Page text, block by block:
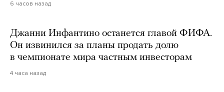
6 часов назад
Джанни Инфантино останется главой ФИФА.
Он извинился за планы продать долю
в чемпионате мира частным инвесторам
4 часа назад